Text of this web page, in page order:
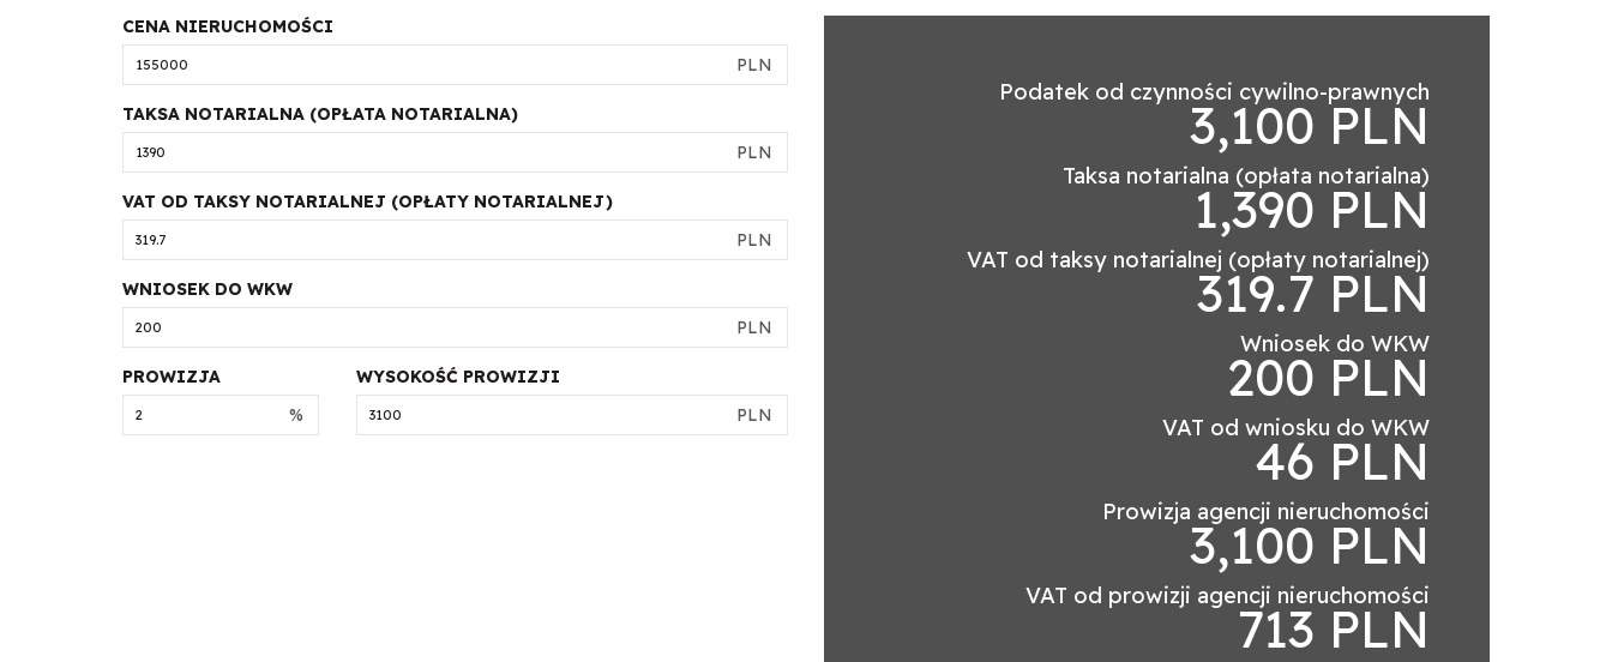
CENA NIERUCHOMOŚCI
PLN
TAKSA NOTARIALNA (OPŁATA NOTARIALNA)
PLN
VAT OD TAKSY NOTARIALNEJ (OPŁATY NOTARIALNEJ)
PLN
WNIOSEK DO WKW
PLN
PROWIZJA
%
WYSOKOŚĆ PROWIZJI
PLN
Podatek od czynności cywilno-prawnych
3,100 PLN
Taksa notarialna (opłata notarialna)
1,390 PLN
VAT od taksy notarialnej (opłaty notarialnej)
319.7 PLN
Wniosek do WKW
200 PLN
VAT od wniosku do WKW
46 PLN
Prowizja agencji nieruchomości
3,100 PLN
VAT od prowizji agencji nieruchomości
713 PLN